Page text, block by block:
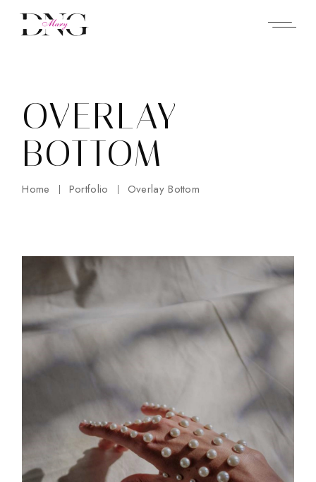
OVERLAY
BOTTOM
Home Portfolio Overlay Bottom